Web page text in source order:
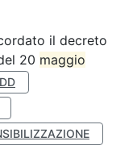
il decreto
20 maggio